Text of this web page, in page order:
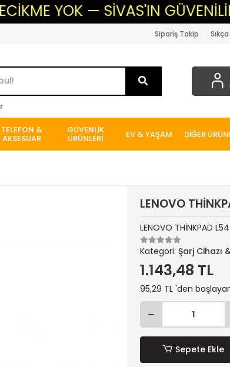
YOK — SİVAS'IN GÜVENİLİR
Sipariş Takip
TELEFON &
AKSESUAR
GÜVENLİK
ÜRÜNLERİ EV & YAŞAM DİĞER
LENOVO
LENOVO THİNKPAD
Kategori: Şarj Cihazı
1.143,48 TL
95,29 TL 'den
Sepete Ekle